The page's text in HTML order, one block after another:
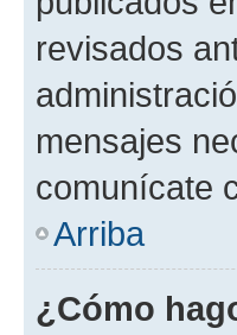
revisados
mensajes
comunícate
Arriba
¿Cómo